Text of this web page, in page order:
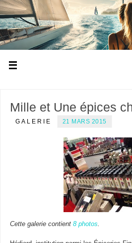
Mille et Une épices
GALERIE 21 MARS 2015
Cette galerie contient 8 photos.